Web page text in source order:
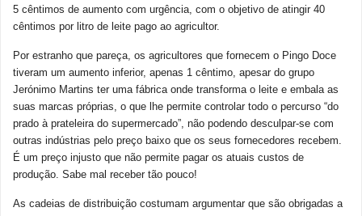
5 cêntimos de aumento com urgência, com o objetivo de atingir 40
cêntimos por litro de leite pago ao agricultor.
Por estranho que pareça, os agricultores que fornecem o Pingo Doce
tiveram um aumento inferior, apenas 1 cêntimo, apesar do grupo
Jerónimo Martins ter uma fábrica onde transforma o leite e embala as
suas marcas próprias, o que lhe permite controlar todo o percurso “do
prado à prateleira do supermercado”, não podendo desculpar-se com
outras indústrias pelo preço baixo que os seus fornecedores recebem.
É um preço injusto que não permite pagar os atuais custos de
produção. Sabe mal receber tão pouco!
As cadeias de distribuição costumam argumentar que são obrigadas a